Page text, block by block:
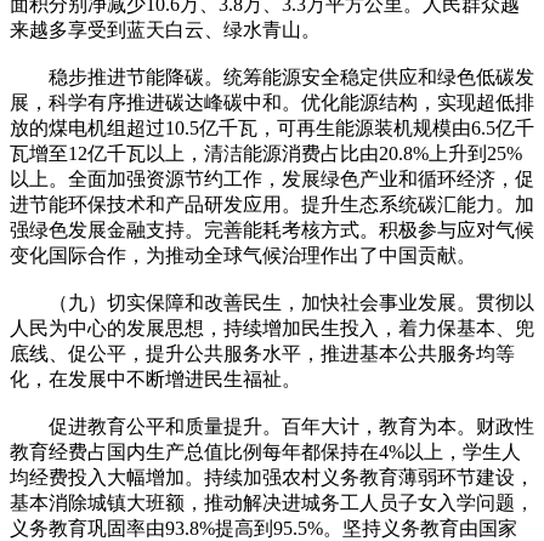
来越多享受到蓝天白云、绿水青山。
稳步推进节能降碳。统筹能源安全稳定供应和绿色低碳发
展，科学有序推进碳达峰碳中和。优化能源结构，实现超低排
放的煤电机组超过10.5亿千瓦，可再生能源装机规模由6.5亿千
瓦增至12亿千瓦以上，清洁能源消费占比由20.8%上升到25%
以上。全面加强资源节约工作，发展绿色产业和循环经济，促
进节能环保技术和产品研发应用。提升生态系统碳汇能力。加
强绿色发展金融支持。完善能耗考核方式。积极参与应对气候
变化国际合作，为推动全球气候治理作出了中国贡献。
（九）切实保障和改善民生，加快社会事业发展。贯彻以
人民为中心的发展思想，持续增加民生投入，着力保基本、兜
底线、促公平，提升公共服务水平，推进基本公共服务均等
化，在发展中不断增进民生福祉。
促进教育公平和质量提升。百年大计，教育为本。财政性
教育经费占国内生产总值比例每年都保持在4%以上，学生人
均经费投入大幅增加。持续加强农村义务教育薄弱环节建设，
基本消除城镇大班额，推动解决进城务工人员子女入学问题，
义务教育巩固率由93.8%提高到95.5%。坚持义务教育由国家